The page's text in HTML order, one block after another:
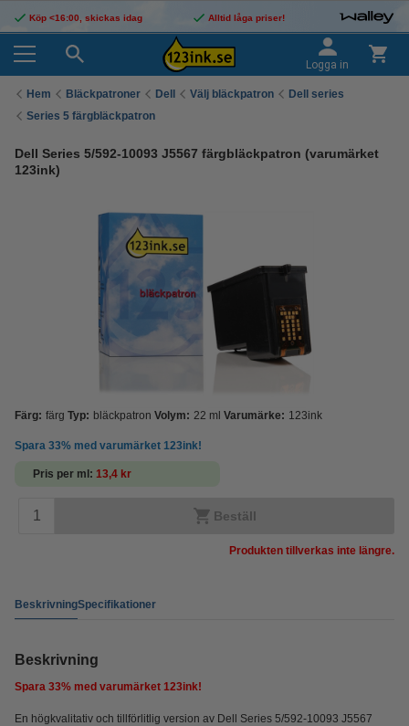
Köp <16:00, skickas idag Alltid låga priser!
Logga in
Hem Bläckpatroner Dell Välj bläckpatron
Dell series
Series 5 färgbläckpatron
Dell Series 5/592-10093 J5567 färgbläckpatron (varumärket
123ink)
Färg: färg Typ: bläckpatron Volym: 22 ml Varumärke: 123ink
Spara 33% med varumärket 123ink!
Pris per ml 13,4 kr
Beställ
Produkten tillverkas inte längre.
BeskrivningSpecifikationer
Beskrivning
Spara 33% med varumärket 123ink!
En högkvalitativ och tillförlitlig version av Dell Series 5/592-10093 J5567